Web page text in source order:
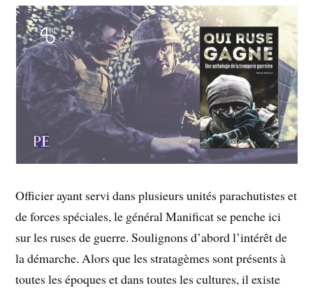
Officier ayant servi dans plusieurs unités parachutistes et
de forces spéciales, le général Manificat se penche ici
sur les ruses de guerre. Soulignons d’abord l’intérêt de
la démarche. Alors que les stratagèmes sont présents à
toutes les époques et dans toutes les cultures, il existe